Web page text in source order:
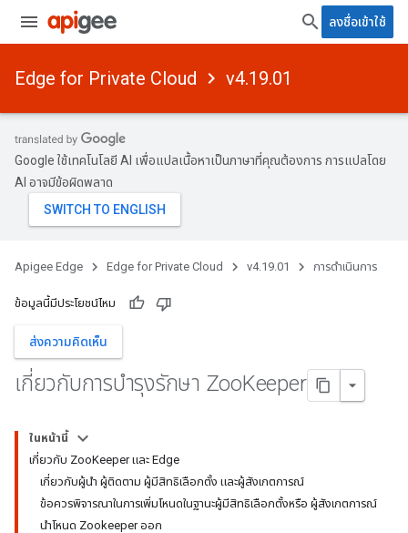
ลงชื่อเข้าใช้
Edge for Private Cloud v4.19.01
Google ใช้เทคโนโลยี AI เพื่อแปลเนื้อหาเป็นภาษาที่คุณต้องการ การแปลโดย
AI อาจมีข้อผิดพลาด
Apigee Edge Edge for Private Cloud v4.19.01 การดำเนินการ
ข้อมูลนี้มีประโยชน์ไหม
ส่งความคิดเห็น
เกี่ยวกับการบํารุงรักษา ZooKeeper
ในหน้านี้
เกี่ยวกับ ZooKeeper และ Edge
เกี่ยวกับผู้นำ ผู้ติดตาม ผู้มีสิทธิเลือกตั้ง และผู้สังเกตการณ์
ข้อควรพิจารณาในการเพิ่มโหนดในฐานะผู้มีสิทธิเลือกตั้งหรือ ผู้สังเกตการณ์
นำโหนด Zookeeper ออก